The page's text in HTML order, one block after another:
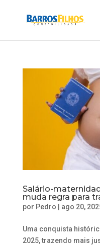
Salário-
muda regra para
por Pedro | ago 20,
Uma conquista
2025, trazendo mais